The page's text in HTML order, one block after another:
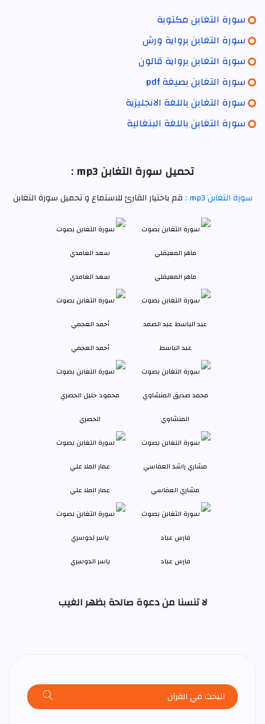
سورة التغابن مكتوبة
سورة التغابن برواية ورش
سورة التغابن برواية قالون
سورة التغابن بصيغة pdf
سورة التغابن باللغة الانجليزية
سورة التغابن باللغة البنغالية
تحميل سورة التغابن mp3 :
سورة التغابن mp3 : قم باختيار القارئ للاستماع و تحميل سورة التغابن
ماهر المعيقلي سعد الغامدي
عبد الباسط أحمد العجمي
المنشاوي الحصري
مشاري العفاسي عمار الملا علي
فارس عباد ياسر الدوسري
لا تنسنا من دعوة صالحة بظهر الغيب